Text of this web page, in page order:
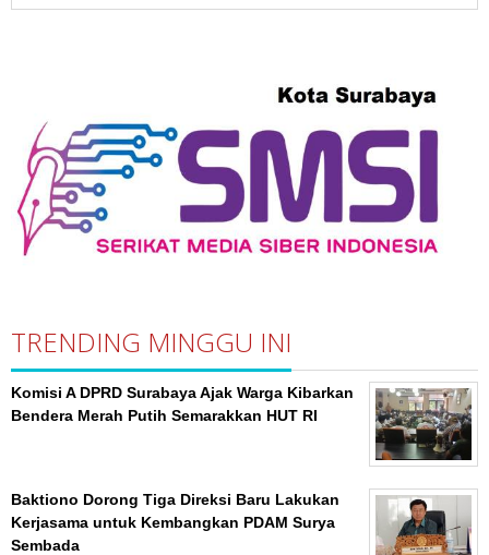
TRENDING MINGGU INI
Komisi A DPRD Surabaya Ajak Warga Kibarkan
Bendera Merah Putih Semarakkan HUT RI
Baktiono Dorong Tiga Direksi Baru Lakukan
Kerjasama untuk Kembangkan PDAM Surya
Sembada